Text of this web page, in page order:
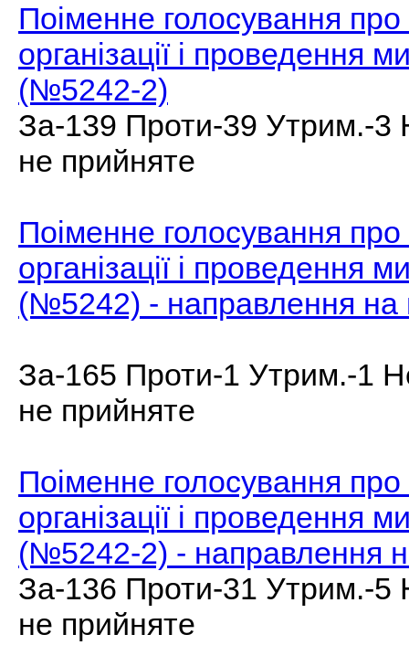
Поіменне голосування
організації і проведення
(№5242-2)
За-139 Проти-39 Утрим.-3
не прийняте
Поіменне голосування
організації і проведення
(№5242) - направлення на
За-165 Проти-1 Утрим.-1
не прийняте
Поіменне голосування
організації і проведення
(№5242-2) - направлення
За-136 Проти-31 Утрим.-5
не прийняте